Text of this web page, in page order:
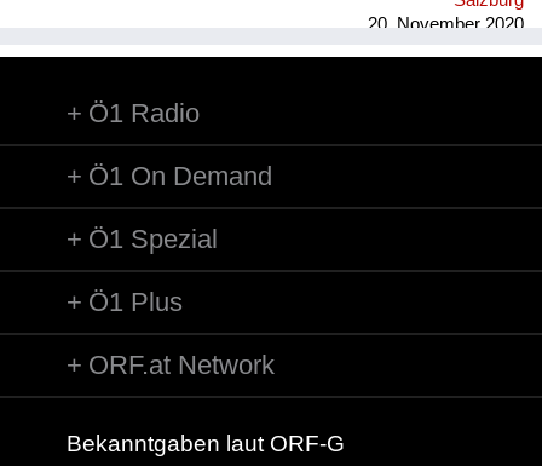
20. November 2020
Ö1 Radio
Ö1 On Demand
Ö1 Spezial
Ö1 Plus
ORF.at Network
Bekanntgaben laut ORF-G